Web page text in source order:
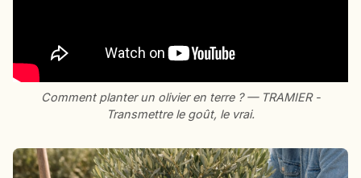
Comment planter un olivier en terre ? — TRAMIER -
Transmettre le goût, le vrai.